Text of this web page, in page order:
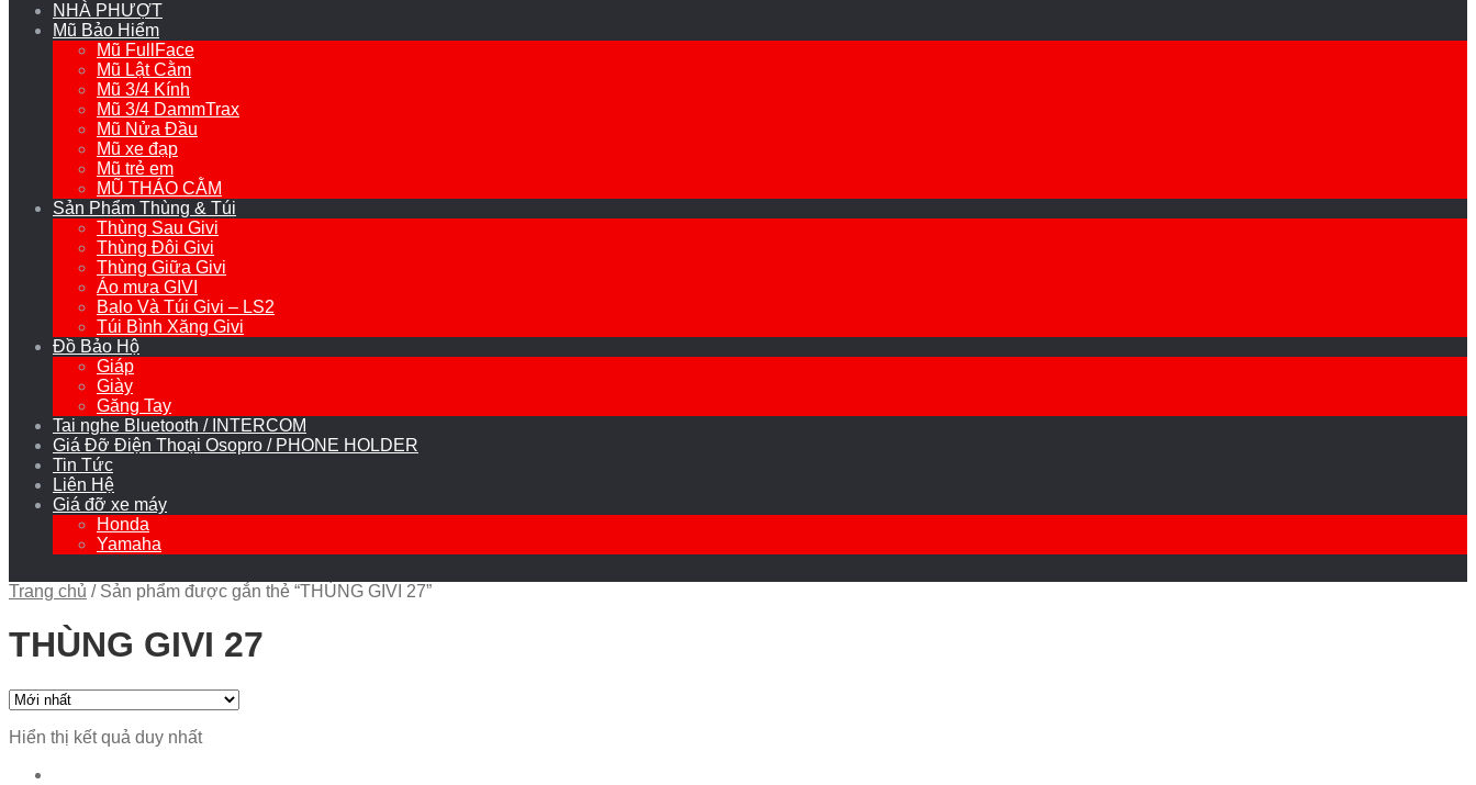
NHÀ PHƯỢT
Mũ Bảo Hiểm
Mũ FullFace
Mũ Lật Cằm
Mũ 3/4 Kính
Mũ 3/4 DammTrax
Mũ Nửa Đầu
Mũ xe đạp
Mũ trẻ em
MŨ THÁO CẰM
Sản Phẩm Thùng & Túi
Thùng Sau Givi
Thùng Đôi Givi
Thùng Giữa Givi
Áo mưa GIVI
Balo Và Túi Givi – LS2
Túi Bình Xăng Givi
Đồ Bảo Hộ
Giáp
Giày
Găng Tay
Tai nghe Bluetooth / INTERCOM
Giá Đỡ Điện Thoại Osopro / PHONE HOLDER
Tin Tức
Liên Hệ
Giá đỡ xe máy
Honda
Yamaha
Trang chủ / Sản phẩm được gắn thẻ “THÙNG GIVI 27”
THÙNG GIVI 27
Hiển thị kết quả duy nhất